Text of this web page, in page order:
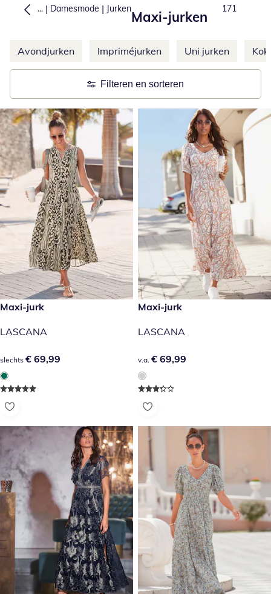
... | Damesmode | Jurken
Maxi-jurken
Total
171
Meer categorieën overslaan
Avondjurken Impriméjurken Uni jurken
Filteren en sorteren
€ 69,99
Maxi-jurk
LASCANA
€ 69,99
slechts € 69,99
€ 69,99
Maxi-jurk
LASCANA
€ 69,99
v.a. € 69,99